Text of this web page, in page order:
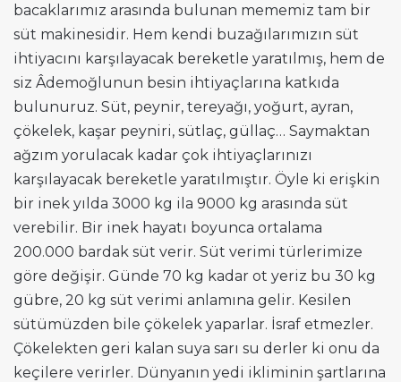
bacaklarımız arasında bulunan mememiz tam bir
süt makinesidir. Hem kendi buzağılarımızın süt
ihtiyacını karşılayacak bereketle yaratılmış, hem de
siz Âdemoğlunun besin ihtiyaçlarına katkıda
bulunuruz. Süt, peynir, tereyağı, yoğurt, ayran,
çökelek, kaşar peyniri, sütlaç, güllaç… Saymaktan
ağzım yorulacak kadar çok ihtiyaçlarınızı
karşılayacak bereketle yaratılmıştır. Öyle ki erişkin
bir inek yılda 3000 kg ila 9000 kg arasında süt
verebilir. Bir inek hayatı boyunca ortalama
200.000 bardak süt verir. Süt verimi türlerimize
göre değişir. Günde 70 kg kadar ot yeriz bu 30 kg
gübre, 20 kg süt verimi anlamına gelir. Kesilen
sütümüzden bile çökelek yaparlar. İsraf etmezler.
Çökelekten geri kalan suya sarı su derler ki onu da
keçilere verirler. Dünyanın yedi ikliminin şartlarına